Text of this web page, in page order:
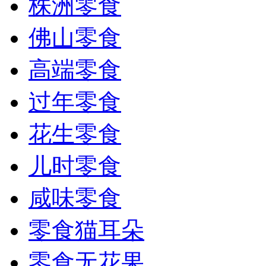
株洲零食
佛山零食
高端零食
过年零食
花生零食
儿时零食
咸味零食
零食猫耳朵